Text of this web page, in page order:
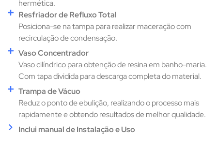
hermética.
Resfriador de Refluxo Total
Posiciona-se na tampa para realizar maceração com
recirculação de condensação.
Vaso Concentrador
Vaso cilíndrico para obtenção de resina em banho-maria.
Com tapa dividida para descarga completa do material.
Trampa de Vácuo
Reduz o ponto de ebulição, realizando o processo mais
rapidamente e obtendo resultados de melhor qualidade.
Inclui manual de Instalação e Uso